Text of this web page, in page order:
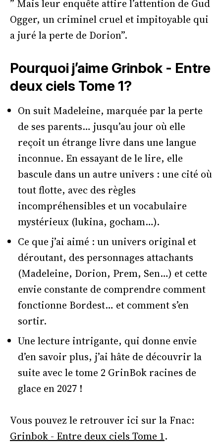
” Mais leur enquête attire l’attention de Gud
Ogger, un criminel cruel et impitoyable qui
a juré la perte de Dorion”.
Pourquoi j’aime Grinbok - Entre
deux ciels Tome 1?
On suit Madeleine, marquée par la perte
de ses parents… jusqu’au jour où elle
reçoit un étrange livre dans une langue
inconnue. En essayant de le lire, elle
bascule dans un autre univers : une cité où
tout flotte, avec des règles
incompréhensibles et un vocabulaire
mystérieux (lukina, gocham…).
Ce que j’ai aimé : un univers original et
déroutant, des personnages attachants
(Madeleine, Dorion, Prem, Sen…) et cette
envie constante de comprendre comment
fonctionne Bordest… et comment s’en
sortir.
Une lecture intrigante, qui donne envie
d’en savoir plus, j’ai hâte de découvrir la
suite avec le tome 2 GrinBok racines de
glace en 2027 !
Vous pouvez le retrouver ici sur la Fnac:
Grinbok - Entre deux ciels Tome 1.